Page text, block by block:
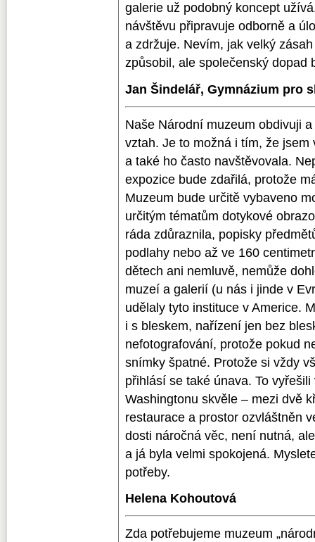
galerie už podobný koncept
návštěvu připravuje odborně a
a zdržuje. Nevím, jak velký
způsobil, ale společenský dopad
Jan Šindelář, Gymnázium pro
Naše Národní muzeum obdivuji
vztah. Je to možná i tím, že
a také ho často navštěvovala.
expozice bude zdařilá, protože
Muzeum bude určitě vybaveno
určitým tématům dotykové
ráda zdůraznila, popisky
podlahy nebo až ve 160
dětech ani nemluvě, nemůže
muzeí a galerií (u nás i jinde v
udělaly tyto instituce v Americe.
i s bleskem, nařízení jen bez
nefotografování, protože pokud
snímky špatné. Protože si vždy
přihlásí se také únava. To
Washingtonu skvěle – mezi dvě
restaurace a prostor ozvláštněn
dosti náročná věc, není nutná,
a já byla velmi spokojená.
potřeby.
Helena Kohoutová
Zda potřebujeme muzeum